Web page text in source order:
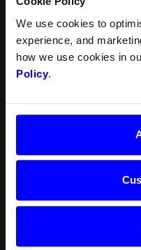
We use cookies to
experience, and
how we use cookies in
Policy.
Följ oss
Produkter
Checkout
Split Payout